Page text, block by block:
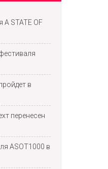
STATE OF
в
перенесен
ASOT1000 в